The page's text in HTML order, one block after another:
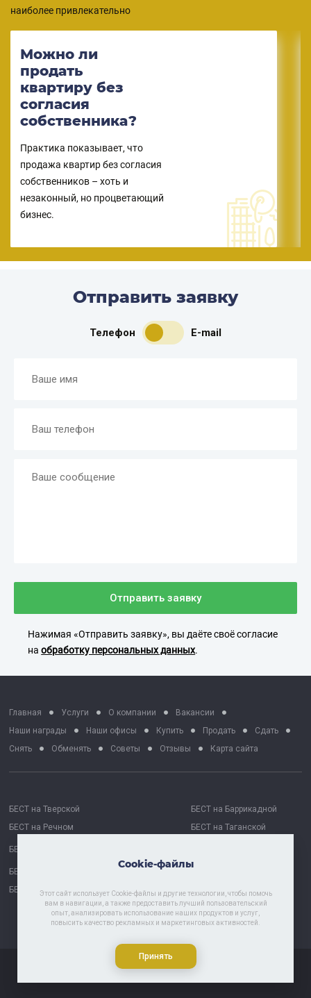
наиболее привлекательно
Можно ли
продать
квартиру без
согласия
собственника?
Практика показывает, что
продажа квартир без согласия
собственников – хоть и
незаконный, но процветающий
бизнес.
Отправить заявку
Телефон E-mail
Отправить заявку
Нажимая «Отправить заявку», вы даёте своё согласие
наобработку персональных данных.
Главная Услуги О компании
Вакансии
Наши награды
Наши офисы Купить Продать
Сдать
Снять
Обменять Советы Отзывы Карта сайта
БЕСТ на Тверской
БЕСТ на Баррикадной
БЕСТ на Речном
БЕСТ на Таганской
БЕСТ Москва Сити
БЕСТ на Проспекте Мира
БЕСТ-Химки
Cookie-файлы
Этот сайт использует Cookie-файлы и другие технологии, чтобы помочь
вам в навигации, а также предоставить лучший пользовательский
опыт, анализировать использование наших продуктов и услуг,
повысить качество рекламных и маркетинговых активностей.
Принять